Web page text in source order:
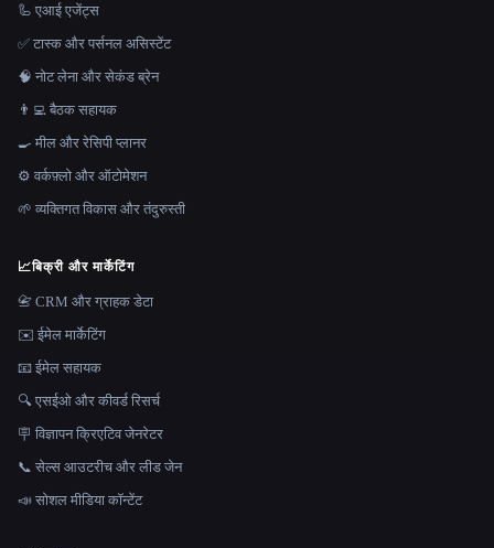
🦾 एआई एजेंट्स
✅ टास्क और पर्सनल असिस्टेंट
🧠 नोट लेना और सेकंड ब्रेन
👨‍💻 बैठक सहायक
🍳 मील और रेसिपी प्लानर
⚙️ वर्कफ़्लो और ऑटोमेशन
🌱 व्यक्तिगत विकास और तंदुरुस्ती
📈बिक्री और मार्केटिंग
📇 CRM और ग्राहक डेटा
✉️ ईमेल मार्केटिंग
📧 ईमेल सहायक
🔍 एसईओ और कीवर्ड रिसर्च
🪧 विज्ञापन क्रिएटिव जेनरेटर
📞 सेल्स आउटरीच और लीड जेन
📣 सोशल मीडिया कॉन्टेंट